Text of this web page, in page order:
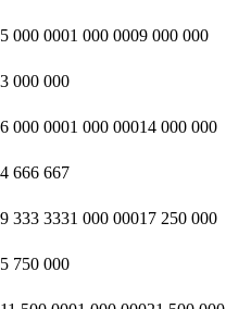
5 000 0001 000 0009 000 000
3 000 000
6 000 0001 000 00014 000 000
4 666 667
9 333 3331 000 00017 250 000
5 750 000